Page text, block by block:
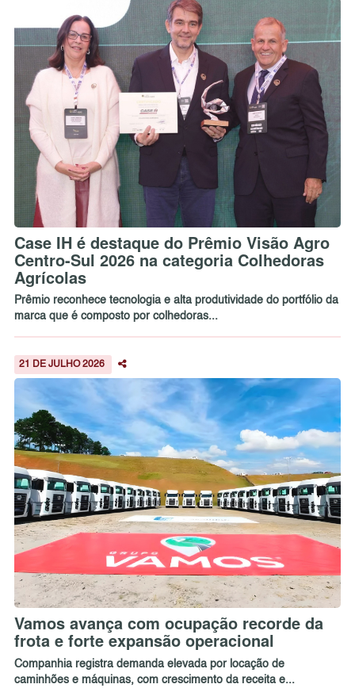
Case IH é destaque do Prêmio Visão Agro
Centro-Sul 2026 na categoria Colhedoras
Agrícolas
Prêmio reconhece tecnologia e alta produtividade do portfólio da
marca que é composto por colhedoras...
21 DE JULHO 2026
Vamos avança com ocupação recorde da
frota e forte expansão operacional
Companhia registra demanda elevada por locação de
caminhões e máquinas, com crescimento da receita e...